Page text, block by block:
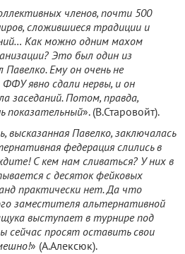
членов, почти 500
сложившиеся традиции и
Как можно одним махом
Это был один из
Павелко. Ему он очень не
явно сдали нервы, и он
заседаний. Потом, правда,
показательный». (В.Старовойт).
высказанная Павелко, заключалась
федерация слились в
С кем нам сливаться? У них в
с десяток фейковых
практически нет. Да что
заместителя альтернативной
выступает в турнире под
сейчас просят оставить свои
» (А.Алексюк).